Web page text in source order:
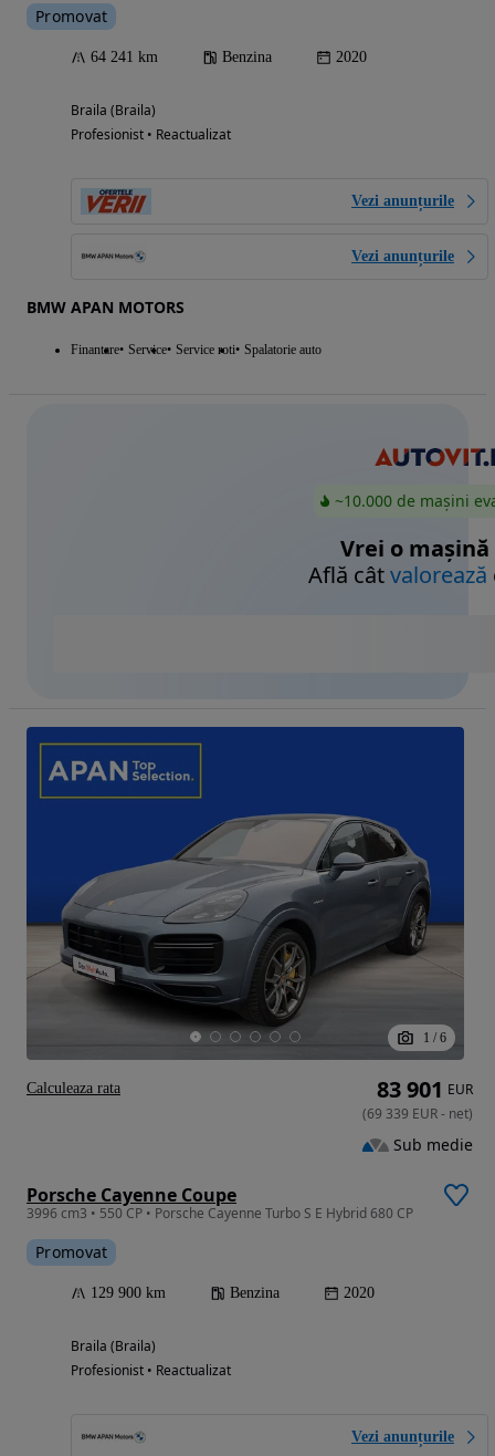
Promovat
64 241 km Benzina 2020
Braila (Braila)
Profesionist • Reactualizat
Vezi anunțurile
Vezi anunțurile
BMW APAN MOTORS
Finantare Service Service roti Spalatorie auto
~10.000 de mașini
Vrei o mașină
Află câtvalorează
1 / 6
Porsche Cayenne Coupe
3996 cm3 • 550 CP • Porsche Cayenne Turbo S E Hybrid 680 CP
Promovat
129 900 km Benzina 2020
Braila (Braila)
Profesionist • Reactualizat
Vezi anunțurile
83 901 EUR
(69 339 EUR- net)
Sub medie
Calculeaza rata